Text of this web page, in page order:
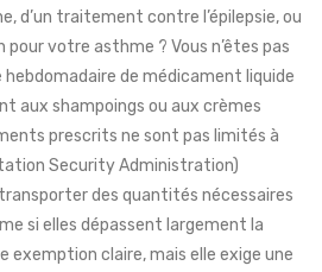
d’un traitement contre l’épilepsie, ou
pour votre asthme ? Vous n’êtes pas
de médicament liquide
aux shampoings ou aux crèmes
prescrits ne sont pas limités à
Security Administration)
des quantités nécessaires
si elles dépassent largement la
exemption claire, mais elle exige une